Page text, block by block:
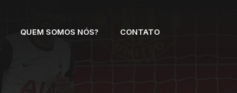
QUEM SOMOS NÓS? CONTATO